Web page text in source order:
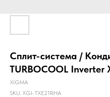
Сплит-система /
TURBOCOOL Inverter
XIGMA
SKU: XGI-TXE21RHA